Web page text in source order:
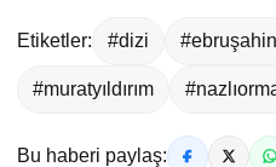
Etiketler: #dizi #ebruşahin
#muratyıldırım
Bu haberi paylaş: